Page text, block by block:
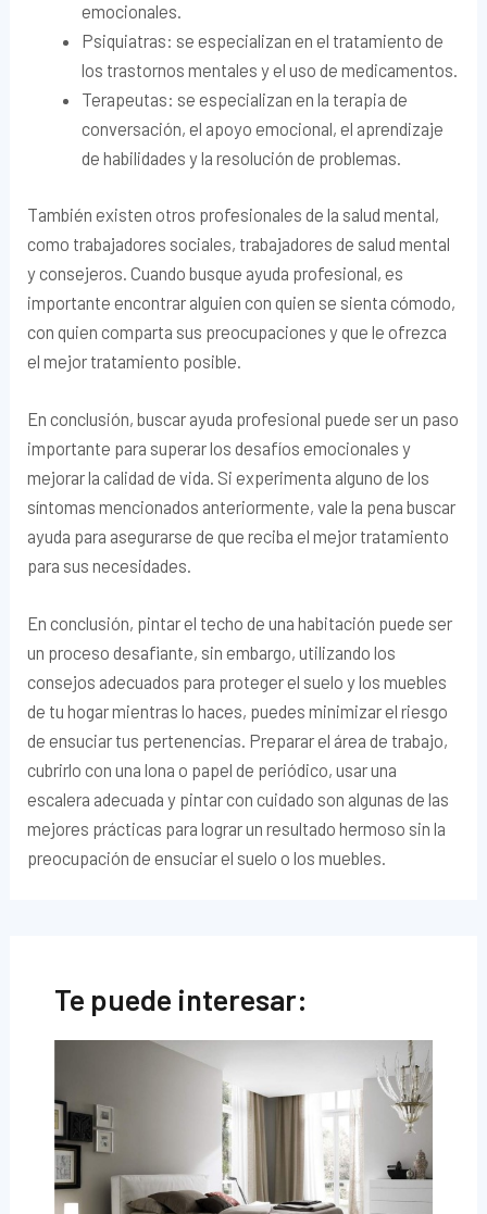
emocionales.
Psiquiatras: se especializan en el tratamiento de
los trastornos mentales y el uso de medicamentos.
Terapeutas: se especializan en la terapia de
conversación, el apoyo emocional, el aprendizaje
de habilidades y la resolución de problemas.
También existen otros profesionales de la salud mental,
como trabajadores sociales, trabajadores de salud mental
y consejeros. Cuando busque ayuda profesional, es
importante encontrar alguien con quien se sienta cómodo,
con quien comparta sus preocupaciones y que le ofrezca
el mejor tratamiento posible.
En conclusión, buscar ayuda profesional puede ser un paso
importante para superar los desafíos emocionales y
mejorar la calidad de vida. Si experimenta alguno de los
síntomas mencionados anteriormente, vale la pena buscar
ayuda para asegurarse de que reciba el mejor tratamiento
para sus necesidades.
En conclusión, pintar el techo de una habitación puede ser
un proceso desafiante, sin embargo, utilizando los
consejos adecuados para proteger el suelo y los muebles
de tu hogar mientras lo haces, puedes minimizar el riesgo
de ensuciar tus pertenencias. Preparar el área de trabajo,
cubrirlo con una lona o papel de periódico, usar una
escalera adecuada y pintar con cuidado son algunas de las
mejores prácticas para lograr un resultado hermoso sin la
preocupación de ensuciar el suelo o los muebles.
Te puede interesar: